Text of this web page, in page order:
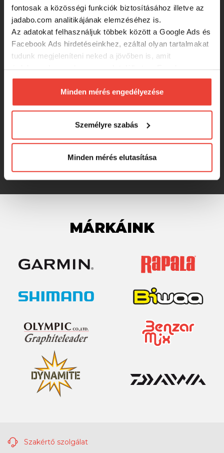
fontosak a közösségi funkciók biztosításához illetve az
jadabo.com analitikájának elemzéséhez is.
Az adatokat felhasználjuk többek között a Google Ads és
Facebook Ads hirdetéseinkhez, ezáltal olyan tartalmakat
tudunk megjeleníteni neked a jövőben is, amit
biztosításához arra kérünk, hogy engedd meg
számunkra minden mérés használatát.
Természetesensoha semmilyen formában nem fogunk
megváltoztathatod a döntésed ezzel kapcsolatban.
Előre is köszönjük!
Minden mérés engedélyezése
Személyre szabás
Minden mérés elutasítása
52 990 Ft
Favorite X1 ZANDER 762M Pergető
Bot 2,29m 7-21g Ex. Fast
Major Craft Ceana Jigging Cns-732m
Fast 2.20m 7-28g
39 900 Ft
MÁRKÁINK
Szakértő szolgálat